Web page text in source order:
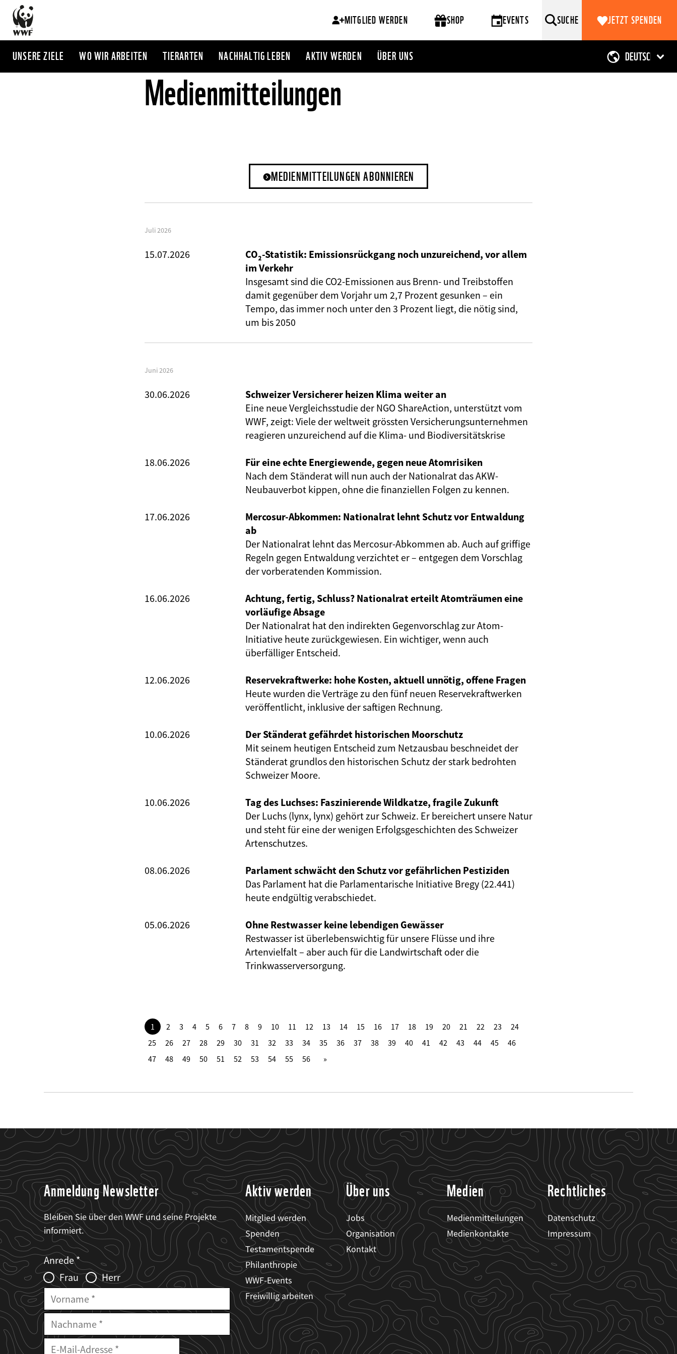
Direkt
zum
Inhalt
MITGLIED WERDEN SHOP EVENTS SUCHE JETZT SPENDEN
UNSERE ZIELE WO WIR ARBEITEN TIERARTEN NACHHALTIG LEBEN AKTIV WERDEN ÜBER UNS
Medienmitteilungen
MEDIENMITTEILUNGEN ABONNIEREN
Juli 2026
15.07.2026
CO₂-Statistik: Emissionsrückgang noch unzureichend, vor allem
im Verkehr
Insgesamt sind die CO2-Emissionen aus Brenn- und Treibstoffen
damit gegenüber dem Vorjahr um 2,7 Prozent gesunken – ein
Tempo, das immer noch unter den 3 Prozent liegt, die nötig sind,
um bis 2050
Juni 2026
30.06.2026
Schweizer Versicherer heizen Klima weiter an
Eine neue Vergleichsstudie der NGO ShareAction, unterstützt vom
WWF, zeigt: Viele der weltweit grössten Versicherungsunternehmen
reagieren unzureichend auf die Klima- und Biodiversitätskrise
18.06.2026
Für eine echte Energiewende, gegen neue Atomrisiken
Nach dem Ständerat will nun auch der Nationalrat das AKW-
Neubauverbot kippen, ohne die finanziellen Folgen zu kennen.
17.06.2026
Mercosur-Abkommen: Nationalrat lehnt Schutz vor Entwaldung
ab
Der Nationalrat lehnt das Mercosur-Abkommen ab. Auch auf griffige
Regeln gegen Entwaldung verzichtet er – entgegen dem Vorschlag
der vorberatenden Kommission.
16.06.2026
Achtung, fertig, Schluss? Nationalrat erteilt Atomträumen eine
vorläufige Absage
Der Nationalrat hat den indirekten Gegenvorschlag zur Atom-
Initiative heute zurückgewiesen. Ein wichtiger, wenn auch
überfälliger Entscheid.
12.06.2026
Reservekraftwerke: hohe Kosten, aktuell unnötig, offene Fragen
Heute wurden die Verträge zu den fünf neuen Reservekraftwerken
veröffentlicht, inklusive der saftigen Rechnung.
10.06.2026
Der Ständerat gefährdet historischen Moorschutz
Mit seinem heutigen Entscheid zum Netzausbau beschneidet der
Ständerat grundlos den historischen Schutz der stark bedrohten
Schweizer Moore.
10.06.2026
Tag des Luchses: Faszinierende Wildkatze, fragile Zukunft
Der Luchs (lynx, lynx) gehört zur Schweiz. Er bereichert unsere Natur
und steht für eine der wenigen Erfolgsgeschichten des Schweizer
Artenschutzes.
08.06.2026
Parlament schwächt den Schutz vor gefährlichen Pestiziden
Das Parlament hat die Parlamentarische Initiative Bregy (22.441)
heute endgültig verabschiedet.
05.06.2026
Ohne Restwasser keine lebendigen Gewässer
Restwasser ist überlebenswichtig für unsere Flüsse und ihre
Artenvielfalt – aber auch für die Landwirtschaft oder die
Trinkwasserversorgung.
1 2 3 4 5 6 7 8 9 10 11 12 13 14 15 16 17 18 19 20 21 22 23
24
25
26 27 28 29 30 31 32 33 34 35 36 37 38 39 40 41 42 43 44 45
46
47
48 49 50 51 52 53 54 55 56
Anmeldung Newsletter
Bleiben Sie über den WWF und seine Projekte
informiert.
Web2Case
Infofelder
Fieldset
anrede_name
Anrede
Frau
Herr
Vorname
Nachname
E-
Mailadresse
Aktiv werden
Mitglied werden
Spenden
Testamentspende
Philanthropie
WWF-Events
Freiwillig arbeiten
Über uns
Jobs
Organisation
Kontakt
Medien
Medienmitteilungen
Medienkontakte
Rechtliches
Datenschutz
Impressum